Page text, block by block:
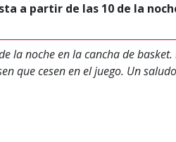
a partir de las 10 de la
la noche en la cancha de
que cesen en el juego. Un